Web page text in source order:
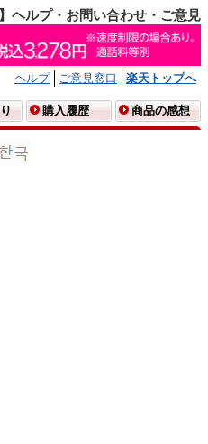
ヘルプ・お問い合わせ・ご意見
ヘルプ ご意見窓口
楽天トップへ
購入履歴 商品の感想